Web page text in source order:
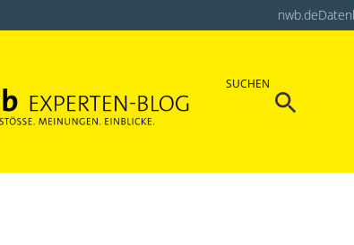
nwb.de
SUCHEN
Search